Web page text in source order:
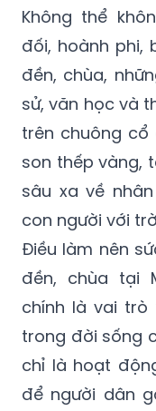
Không thể
đối, hoành phi,
đền, chùa,
sử, văn học và
trên chuông
son thếp vàng,
sâu xa về
con người với
Điều làm nên
đền, chùa tại
chính là vai trò
trong đời sống
chỉ là hoạt
để người dân